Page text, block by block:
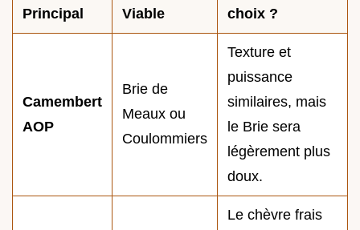
Principal
Viable
choix ?
Camembert
AOP
Brie de
Meaux ou
Coulommiers
Texture et
puissance
similaires, mais
le Brie sera
légèrement plus
doux.
Le chèvre frais